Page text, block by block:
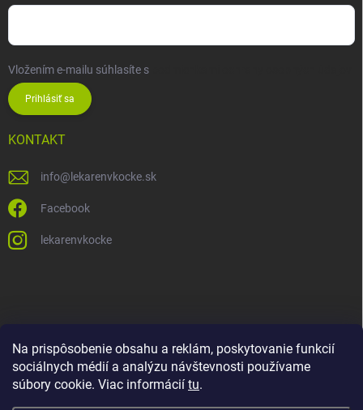
Na prispôsobenie obsahu a reklám, poskytovanie funkcií
sociálnych médií a analýzu návštevnosti používame
súbory cookie. Viac informácií tu.
Vložením e-mailu súhlasíte s
Prihlásiť sa
KONTAKT
info@ lekarenvkocke.sk
Facebook
lekarenvkocke